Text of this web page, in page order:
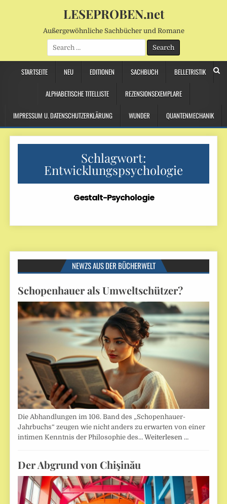
LESEPROBEN.net
Außergewöhnliche Sachbücher und Romane
Search
for:
STARTSEITE NEU EDITIONEN SACHBUCH BELLETRISTIK
ALPHABETISCHE TITELLISTE REZENSIONSEXEMPLARE
IMPRESSUM U. DATENSCHUTZERKLÄRUNG WUNDER QUANTENMECHANIK
Schlagwort:
Entwicklungspsychologie
Gestalt-Psychologie
NEWZS AUS DER BÜCHERWELT
Schopenhauer als Umweltschützer?
Die Abhandlungen im 106. Band des „Schopenhauer-
Jahrbuchs“ zeugen wie nicht anders zu erwarten von einer
intimen Kenntnis der Philosophie des…Weiterlesen …
Der Abgrund von Chişinău